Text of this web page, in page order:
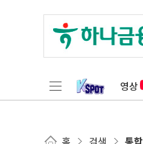
영상
홈 검색 통합